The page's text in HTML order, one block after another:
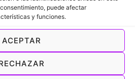
puede afectar
y funciones.
ACEPTAR
local.Google valora la
reseñas, lo que puede
en las búsquedas